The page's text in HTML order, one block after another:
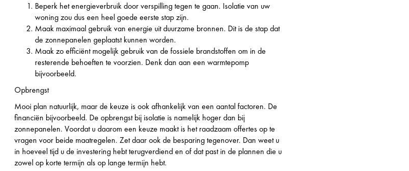
Beperk het energieverbruik door verspilling tegen te gaan. Isolatie van uw
woning zou dus een heel goede eerste stap zijn.
Maak maximaal gebruik van energie uit duurzame bronnen. Dit is de stap dat
de zonnepanelen geplaatst kunnen worden.
Maak zo efficiënt mogelijk gebruik van de fossiele brandstoffen om in de
resterende behoeften te voorzien. Denk dan aan een warmtepomp
bijvoorbeeld.
Opbrengst
Mooi plan natuurlijk, maar de keuze is ook afhankelijk van een aantal factoren. De
financiën bijvoorbeeld. De opbrengst bij isolatie is namelijk hoger dan bij
zonnepanelen. Voordat u daarom een keuze maakt is het raadzaam offertes op te
vragen voor beide maatregelen. Zet daar ook de besparing tegenover. Dan weet u
in hoeveel tijd u de investering hebt terugverdiend en of dat past in de plannen die u
zowel op korte termijn als op lange termijn hebt.